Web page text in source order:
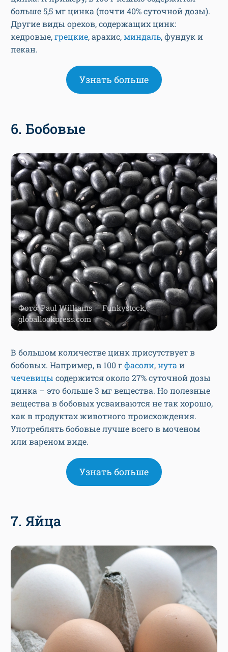
больше 5,5 мг цинка (почти 40% суточной дозы).
Другие виды орехов, содержащих цинк:
кедровые,грецкие, арахис,миндаль, фундук и
пекан.
Узнать больше
6. Бобовые
Фото: Paul Williams — Funkystock,
globallookpress.com
В большом количестве цинк присутствует в
бобовых. Например, в 100 гфасоли,нута и
чечевицы содержится около 27% суточной дозы
цинка – это больше 3 мг вещества. Но полезные
вещества в бобовых усваиваются не так хорошо,
как в продуктах животного происхождения.
Употреблять бобовые лучше всего в моченом
или вареном виде.
Узнать больше
7. Яйца